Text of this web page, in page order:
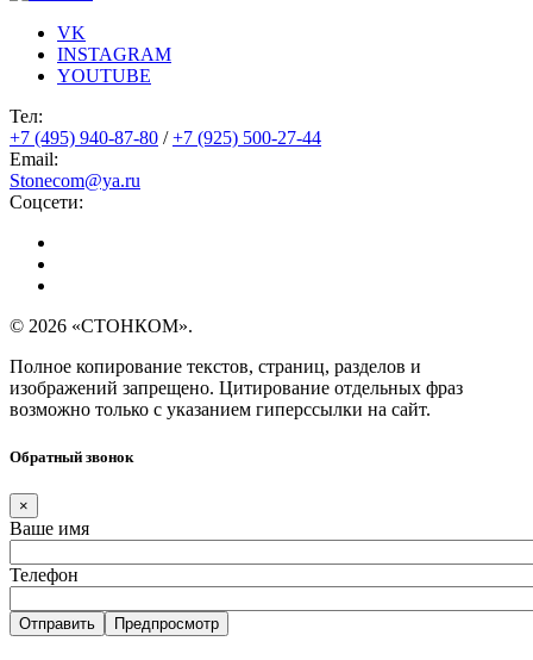
VK
INSTAGRAM
YOUTUBE
Тел:
+7 (495) 940-87-80 /+7 (925) 500-27-44
Email:
Stonecom@ya.ru
Соцсети:
© 2026 «СТОНКОМ».
Полное копирование текстов, страниц, разделов и
изображений запрещено. Цитирование отдельных фраз
возможно только с указанием гиперссылки на сайт.
Обратный звонок
×
Ваше имя
Телефон